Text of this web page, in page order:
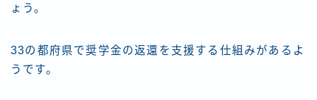
ょう。
33の都府県で奨学金の返還を支援する仕組みがあるよ
うです。